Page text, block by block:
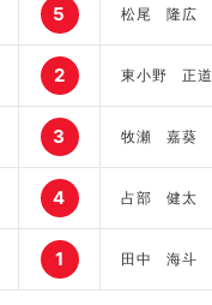
5 松尾 隆広
2 東小野 正道
3 牧瀬 嘉葵
4 占部 健太
1 田中 海斗